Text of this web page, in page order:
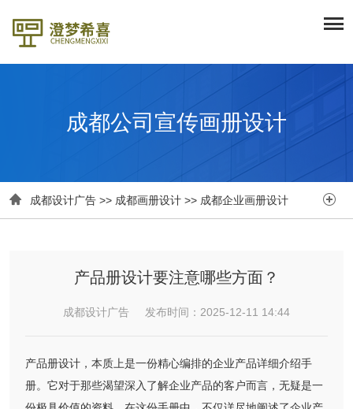
成都公司宣传画册设计
 成都设计广告 >> 成都画册设计 >> 成都企业画册设计 
产品册设计要注意哪些方面？
成都设计广告 发布时间：2025-12-11 14:44
产品册设计，本质上是一份精心编排的企业产品详细介绍手
册。它对于那些渴望深入了解企业产品的客户而言，无疑是一